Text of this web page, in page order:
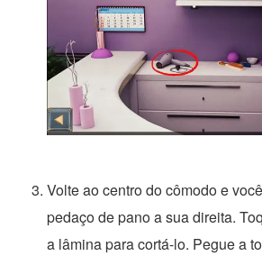
Volte ao centro do cômodo e
pedaço de pano a sua direita.
a lâmina para cortá-lo. Pegue a